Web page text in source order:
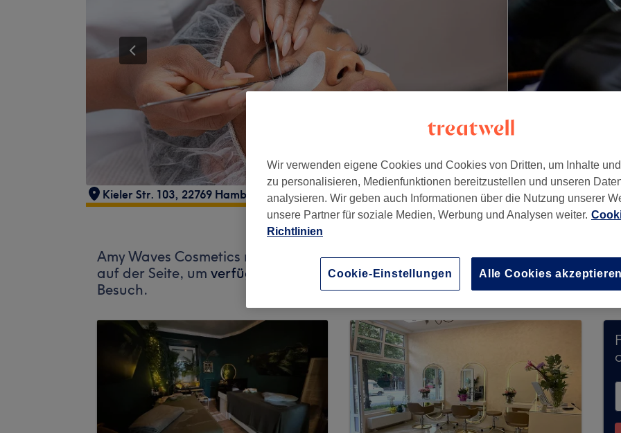
Kieler Str. 103, 22769 Hamburg, Deutschland
Amy Waves Cosmetics nimmt derzeit keine Buchungen über Treatwell entgegen.
auf der Seite, um verfügbare Salons in Ihrer Nähe zu finden. Dort warten viele
Besuch.
Wir verwenden eigene Cookies und Cookies von Dritten, um Inhalte
zu personalisieren, Medienfunktionen bereitzustellen und unseren
analysieren. Wir geben auch Informationen über die Nutzung unserer
unsere Partner für soziale Medien, Werbung und Analysen weiter.
Richtlinien
Cookie-Einstellungen Alle Cookies akzeptieren